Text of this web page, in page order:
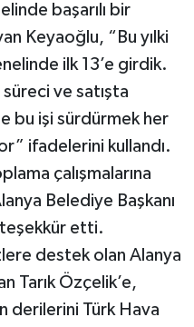
başarılı bir
Keyaoğlu, “Bu yılki
ilk 13’e girdik.
ve satışta
bu işi sürdürmek her
ifadelerini kullandı.
çalışmalarına
Belediye Başkanı
teşekkür etti.
destek olan Alanya
Tarık Özçelik’e,
derilerini Türk Hava